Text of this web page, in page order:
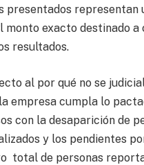
presentados
monto exacto destinado
resultados.
al por qué no se
empresa cumpla lo
con la desaparición de
y los pendientes
total de personas